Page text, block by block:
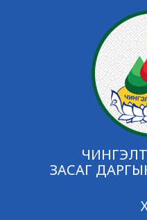
ЗАСАГ